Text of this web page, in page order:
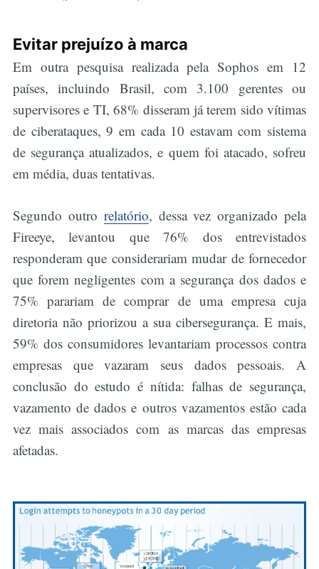
Evitar prejuízo à marca
Em outra pesquisa realizada pela Sophos em 12
países, incluindo Brasil, com 3.100 gerentes ou
supervisores e TI, 68% disseram já terem sido vítimas
de ciberataques, 9 em cada 10 estavam com sistema
de segurança atualizados, e quem foi atacado, sofreu
em média, duas tentativas.
Segundo outro relatório, dessa vez organizado pela
Fireeye, levantou que 76% dos entrevistados
responderam que considerariam mudar de fornecedor
que forem negligentes com a segurança dos dados e
75% parariam de comprar de uma empresa cuja
diretoria não priorizou a sua cibersegurança. E mais,
59% dos consumidores levantariam processos contra
empresas que vazaram seus dados pessoais. A
conclusão do estudo é nítida: falhas de segurança,
vazamento de dados e outros vazamentos estão cada
vez mais associados com as marcas das empresas
afetadas.
Buscar